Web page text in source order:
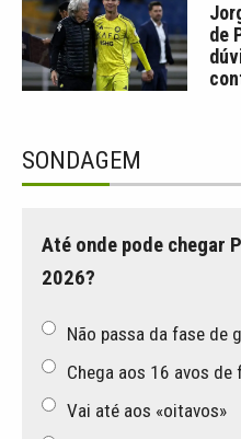
de
SONDAGEM
Até onde pode chegar
2026?
Não passa da fase de
Chega aos 16 avos de
Vai até aos «oitavos»